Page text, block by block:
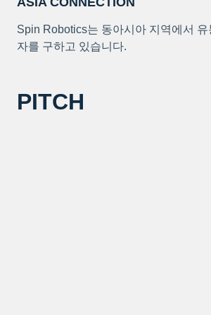
Spin Robotics는 동아시아 지역에서
자를 구하고 있습니다.
PITCH